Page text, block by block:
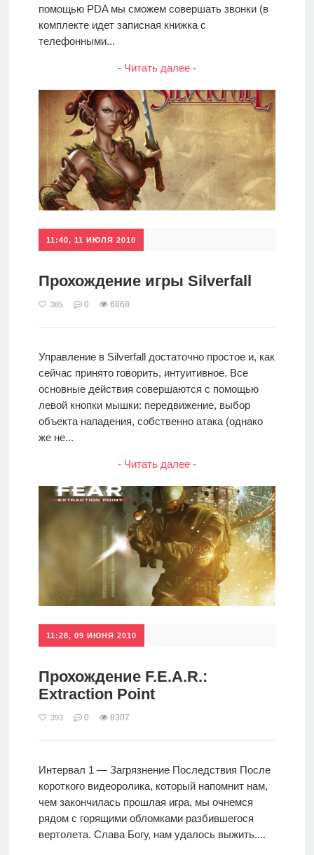
помощью PDA мы сможем совершать звонки (в
комплекте идет записная книжка с
телефонными...
- Читать далее -
11:40, 11 ИЮЛЯ 2010
Прохождение игры Silverfall
385 0 6868
Управление в Silverfall достаточно простое и, как
сейчас принято говорить, интуитивное. Все
основные действия совершаются с помощью
левой кнопки мышки: передвижение, выбор
объекта нападения, собственно атака (однако
же не...
- Читать далее -
11:28, 09 ИЮНЯ 2010
Прохождение F.E.A.R.:
Extraction Point
393 0 8307
Интервал 1 — Загрязнение Последствия После
короткого видеоролика, который напомнит нам,
чем закончилась прошлая игра, мы очнемся
рядом с горящими обломками разбившегося
вертолета. Слава Богу, нам удалось выжить....